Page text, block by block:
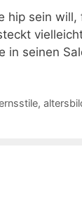
hip sein
in seinen
,